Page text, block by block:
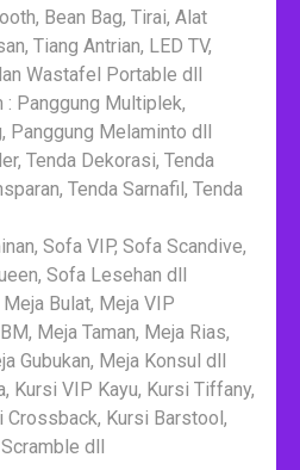
Bean Bag, Tirai, Alat
Tiang Antrian, LED TV,
Wastafel Portable dll
: Panggung Multiplek,
Panggung Melaminto dll
Tenda Dekorasi, Tenda
Tenda Sarnafil, Tenda
Sofa VIP, Sofa Scandive,
Sofa Lesehan dll
Bulat, Meja VIP
Meja Taman, Meja Rias,
Gubukan, Meja Konsul dll
Kursi VIP Kayu, Kursi Tiffany,
Crossback, Kursi Barstool,
dll